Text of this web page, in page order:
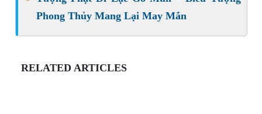
Phong Thủy Mang Lại May Mắn
RELATED ARTICLES